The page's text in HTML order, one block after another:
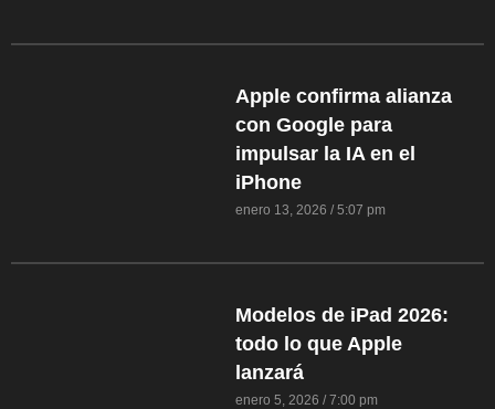
Apple confirma alianza
con Google para
impulsar la IA en el
iPhone
enero 13, 2026 5:07 pm
Modelos de iPad 2026:
todo lo que Apple
lanzará
enero 5, 2026 7:00 pm